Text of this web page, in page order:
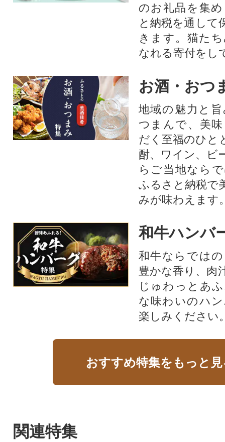
のお礼品を集
と納税を通して
きます。猫た
なれる寄付をし
お酒・おつ
地域の魅力と
つまんで、美
だく至福のひと
酎、ワイン、ビ
らご当地なら
ふるさと納税で
みが味わえます
和牛ハンバ
和牛ならでは
豊かな香り、肉
じゅわっとあ
な味わいのハ
楽しみください
おすすめ特集をもっと
関連特集